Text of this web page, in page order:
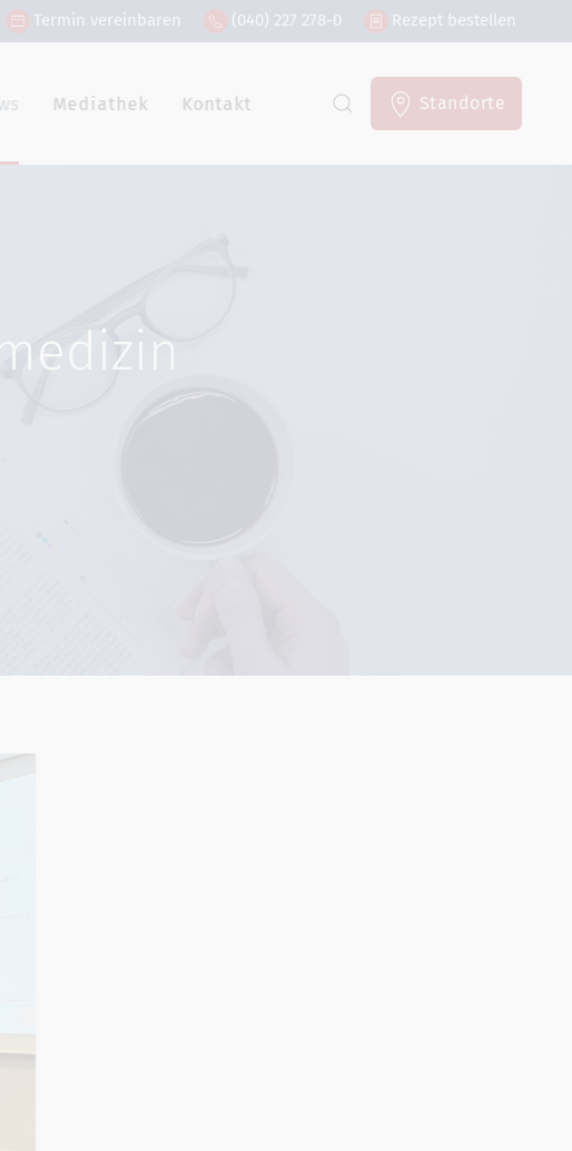
Termin vereinbaren (040) 227 278-0 Rezept bestellen
Mediathek Kontakt Standorte